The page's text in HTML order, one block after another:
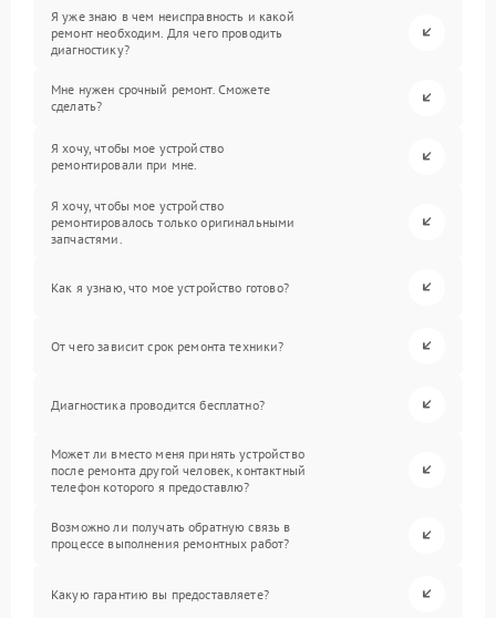
Я уже знаю в чем неисправность и какой
ремонт необходим. Для чего проводить
диагностику?
Мне нужен срочный ремонт. Сможете
сделать?
Я хочу, чтобы мое устройство
ремонтировали при мне.
Я хочу, чтобы мое устройство
ремонтировалось только оригинальными
запчастями.
Как я узнаю, что мое устройство готово?
От чего зависит срок ремонта техники?
Диагностика проводится бесплатно?
Может ли вместо меня принять устройство
после ремонта другой человек, контактный
телефон которого я предоставлю?
Возможно ли получать обратную связь в
процессе выполнения ремонтных работ?
Какую гарантию вы предоставляете?